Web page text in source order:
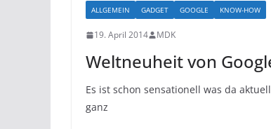
ALLGEMEIN GADGET GOOGLE KNOW-HOW
19. April 2014 MDK
Weltneuheit von
Es ist schon sensationell was da
ganz